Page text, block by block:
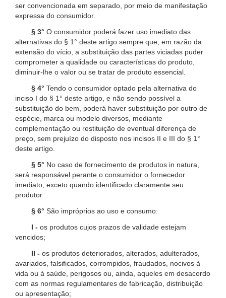
ser convencionada em separado, por meio de manifestação
expressa do consumidor.
§ 3° O consumidor poderá fazer uso imediato das
alternativas do § 1° deste artigo sempre que, em razão da
extensão do vício, a substituição das partes viciadas puder
comprometer a qualidade ou características do produto,
diminuir-lhe o valor ou se tratar de produto essencial.
§ 4° Tendo o consumidor optado pela alternativa do
inciso I do § 1° deste artigo, e não sendo possível a
substituição do bem, poderá haver substituição por outro de
espécie, marca ou modelo diversos, mediante
complementação ou restituição de eventual diferença de
preço, sem prejuízo do disposto nos incisos II e III do § 1°
deste artigo.
§ 5° No caso de fornecimento de produtos in natura,
será responsável perante o consumidor o fornecedor
imediato, exceto quando identificado claramente seu
produtor.
§ 6° São impróprios ao uso e consumo:
I - os produtos cujos prazos de validade estejam
vencidos;
II - os produtos deteriorados, alterados, adulterados,
avariados, falsificados, corrompidos, fraudados, nocivos à
vida ou à saúde, perigosos ou, ainda, aqueles em desacordo
com as normas regulamentares de fabricação, distribuição
ou apresentação;